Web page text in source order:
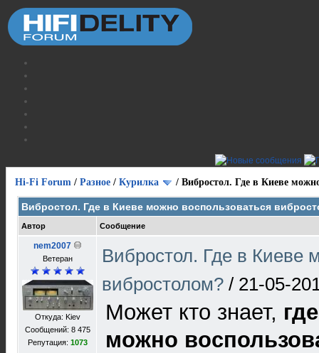
Hi-Fi Forum / Разное / Курилка / Вибростол. Где в Киеве
Вибростол. Где в Киеве можно воспользоваться
Автор Сообщение
nem2007
Ветеран
Откуда: Kiev
Сообщений: 8 475
Репутация: 1073
Вибростол. Где в Киеве
вибростолом? / 21-05-
Может кто знает,
можно